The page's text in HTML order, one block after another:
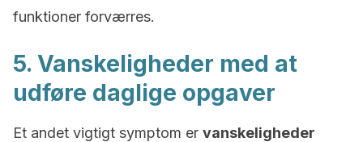
funktioner forværres.
5. Vanskeligheder med at
udføre daglige opgaver
Et andet vigtigt symptom er vanskeligheder